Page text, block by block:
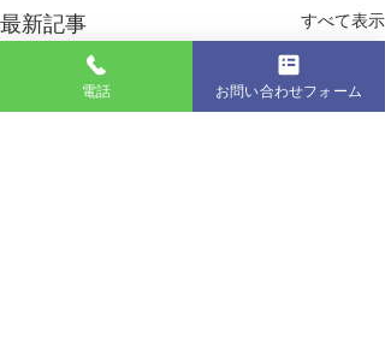
最新記事 すべて表示
電話 お問い合わせフォーム